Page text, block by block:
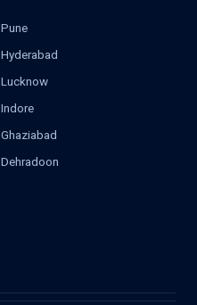
Pune
Hyderabad
Lucknow
Indore
Ghaziabad
Dehradoon